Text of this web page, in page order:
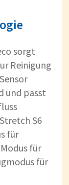
sorgt
Reinigung
und passt
S6
für
für
für